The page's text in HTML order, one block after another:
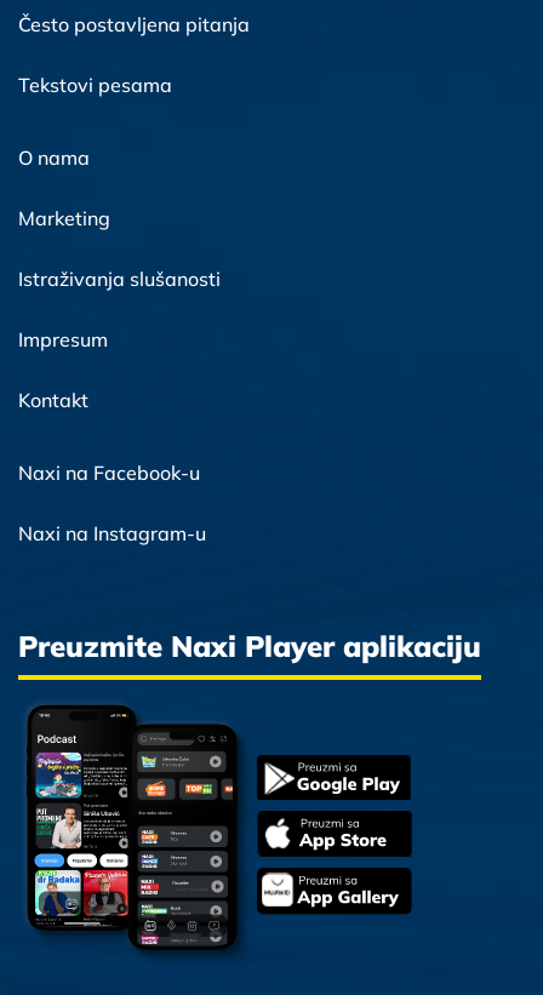
Često postavljena pitanja
Tekstovi pesama
O nama
Marketing
Istraživanja slušanosti
Impresum
Kontakt
Naxi na Facebook-u
Naxi na Instagram-u
Preuzmite Naxi Player aplikaciju